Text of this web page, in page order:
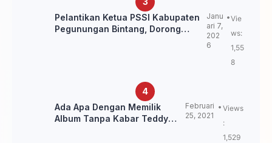
Pelantikan Ketua PSSI Kabupaten
Pegunungan Bintang, Dorong
Janu
ari 7,
202
6
Vie
ws:
1,55
8
Ada Apa Dengan Memilik
Album Tanpa Kabar Teddy
Februari
25, 2021
Views
:
1,529